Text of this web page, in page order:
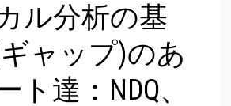
ル分析の基
ャップ)のあ
ト達：NDQ、